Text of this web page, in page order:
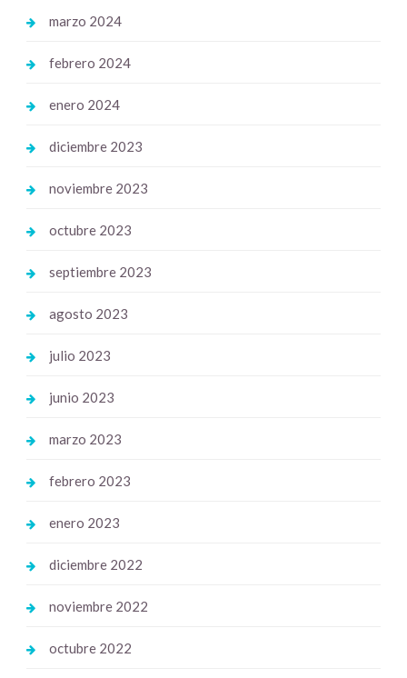
marzo 2024
febrero 2024
enero 2024
diciembre 2023
noviembre 2023
octubre 2023
septiembre 2023
agosto 2023
julio 2023
junio 2023
marzo 2023
febrero 2023
enero 2023
diciembre 2022
noviembre 2022
octubre 2022